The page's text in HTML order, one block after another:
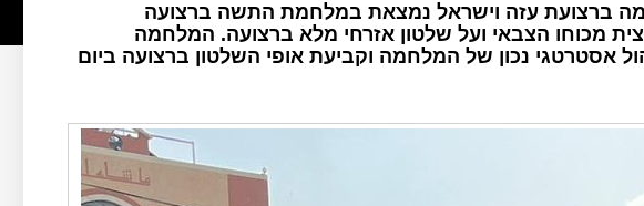
ברצועת עזה וישראל נמצאת במלחמת התשה ברצועה
מכוחו הצבאי ועל שלטון אזרחי מלא ברצועה. המלחמה
אסטרטגי נכון של המלחמה וקביעת אופי השלטון ברצועה ביום